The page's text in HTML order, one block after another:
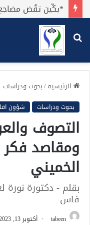
خرائط العراق
بحث
عن
الرئيسية/بحوث ودراسات
بحوث ودراسات شؤون
التصوف
ومقاصد فكر
الخميني
بقلم - دكتورة
فاس
tabeen أكتوبر 13, 2023